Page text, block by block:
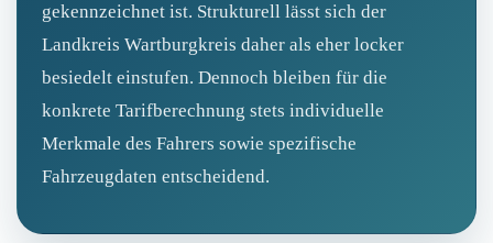
gekennzeichnet ist. Strukturell lässt sich der
Landkreis Wartburgkreis daher als eher locker
besiedelt einstufen. Dennoch bleiben für die
konkrete Tarifberechnung stets individuelle
Merkmale des Fahrers sowie spezifische
Fahrzeugdaten entscheidend.